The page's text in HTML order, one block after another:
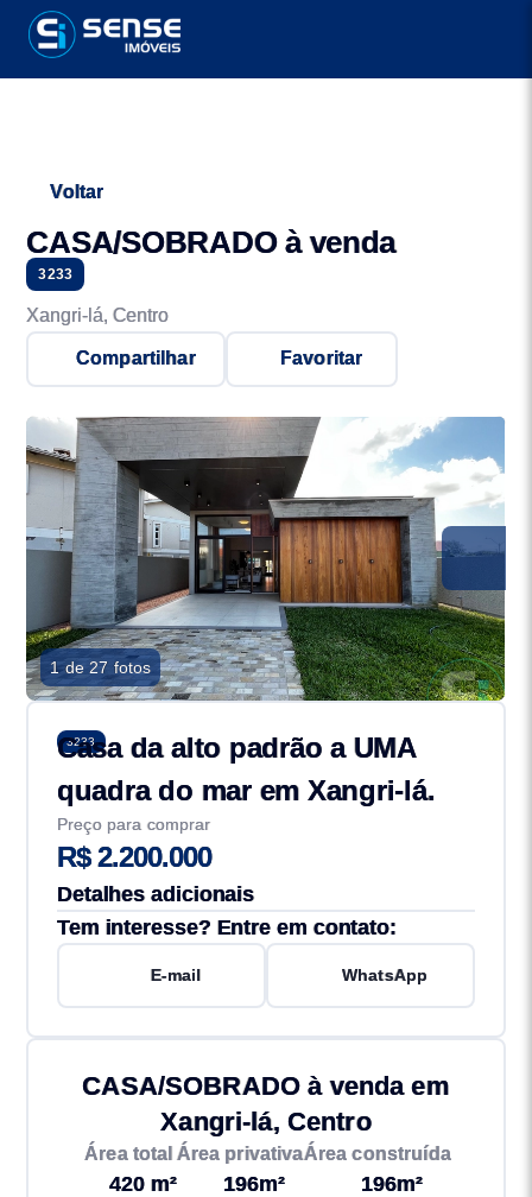
Voltar
CASA/SOBRADO à venda
3233
Xangri-lá, Centro
Compartilhar Favoritar
1 de 27 fotos
3233
Casa da alto padrão a UMA
quadra do mar em Xangri-lá.
Preço para comprar
R$ 2.200.000
Detalhes adicionais
Tem interesse? Entre em contato:
E-mail WhatsApp
CASA/SOBRADO à venda em
Xangri-lá, Centro
Área total
420 m²
Área privativa
196m²
Área construída
196m²